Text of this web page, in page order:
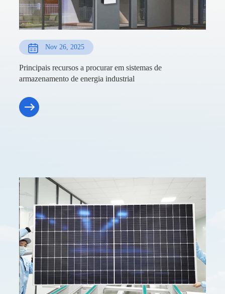
Nov 26, 2025
Principais recursos a procurar em sistemas de
armazenamento de energia industrial